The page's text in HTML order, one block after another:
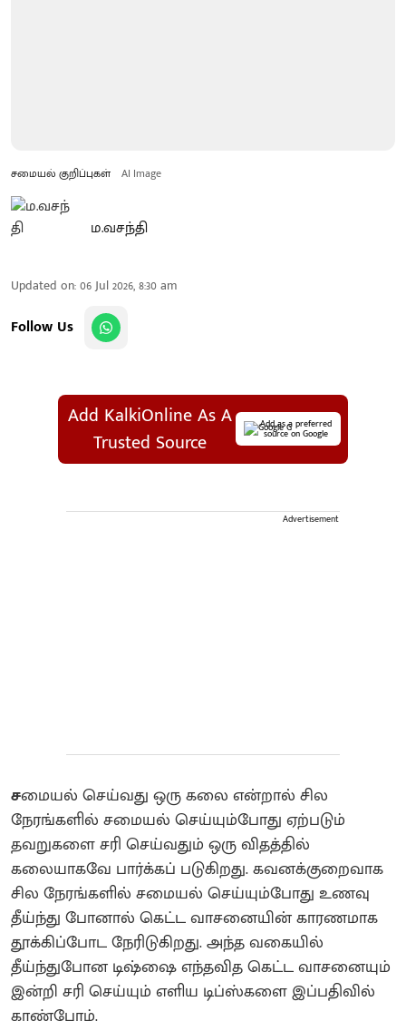
சமையல் குறிப்புகள் AI Image
ம.வசந்தி
Updated on:06 Jul 2026, 8:30 am
Follow Us
Add KalkiOnline As A
Trusted Source
Add as a preferred
source on Google
Advertisement
சமையல் செய்வது ஒரு கலை என்றால் சில
நேரங்களில் சமையல் செய்யும்போது ஏற்படும்
தவறுகளை சரி செய்வதும் ஒரு விதத்தில்
கலையாகவே பார்க்கப் படுகிறது. கவனக்குறைவாக
சில நேரங்களில் சமையல் செய்யும்போது உணவு
தீய்ந்து போனால் கெட்ட வாசனையின் காரணமாக
தூக்கிப்போட நேரிடுகிறது. அந்த வகையில்
தீய்ந்துபோன டிஷ்ஷை எந்தவித கெட்ட வாசனையும்
இன்றி சரி செய்யும் எளிய டிப்ஸ்களை இப்பதிவில்
காண்போம்.